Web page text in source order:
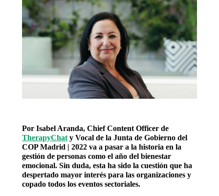
Por Isabel Aranda, Chief Content Officer de
TherapyChat y Vocal de la Junta de Gobierno del
COP Madrid | 2022 va a pasar a la historia en la
gestión de personas como el año del bienestar
emocional. Sin duda, esta ha sido la cuestión que ha
despertado mayor interés para las organizaciones y
copado todos los eventos sectoriales.